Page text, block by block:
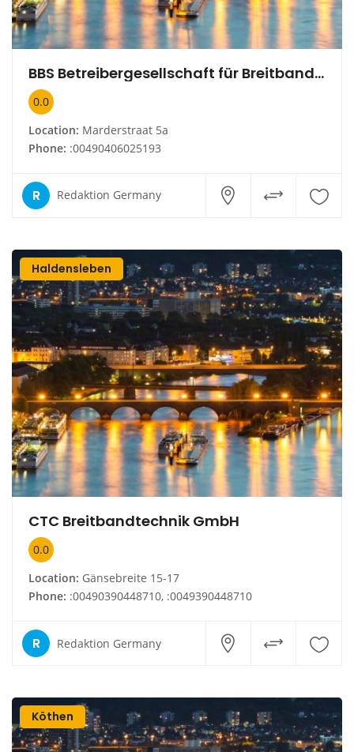
BBS Betreibergesellschaft für Breitbandanlagen und Signal-
0.0
Location: Marderstraat 5a
Phone: :00490406025193
R Redaktion Germany
Haldensleben
CTC Breitbandtechnik GmbH
0.0
Location: Gänsebreite 15-17
Phone: :00490390448710, :0049390448710
R Redaktion Germany
Köthen